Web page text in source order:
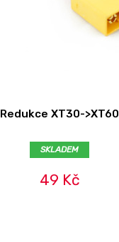
Redukce XT30->XT60
SKLADEM
49 Kč